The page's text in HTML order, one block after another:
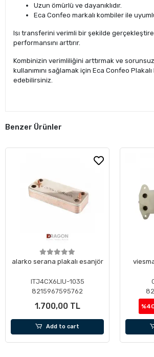
Uzun ömürlü ve dayanıklıdır.
Eca Confeo markalı kombiler ile uyumlu
Isı transferini verimli bir şekilde
performansını arttırır.
Kombinizin verimliliğini arttırmak ve
kullanımını sağlamak için Eca Confeo
edebilirsiniz.
Benzer Ürünler
alarko serana plakalı esanjör
ITJ4CX6LIU-1035
8215967595762
1.700,00 TL
Add to cart